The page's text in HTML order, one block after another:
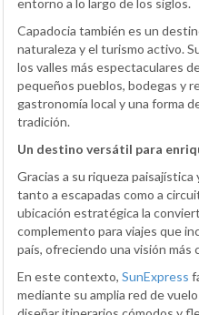
entorno a lo largo de los siglos.
Capadocia también es un
naturaleza y el turismo activo.
los valles más espectaculares
pequeños pueblos, bodegas y
gastronomía local y una forma
tradición.
Un destino versátil para
Gracias a su riqueza
tanto a escapadas como a
ubicación estratégica la
complemento para viajes que
país, ofreciendo una visión más
En este contexto, SunExpress
mediante su amplia red de